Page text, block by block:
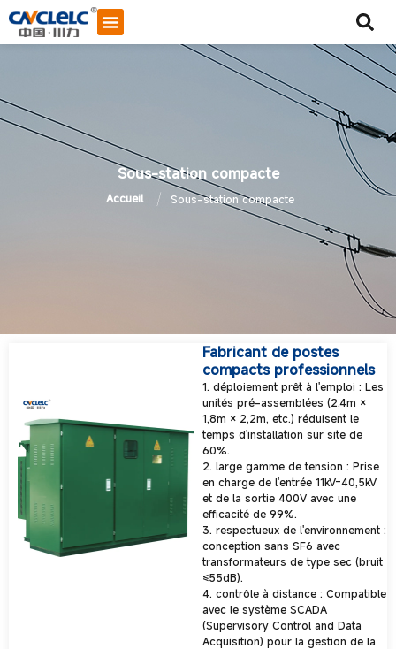
Sous-station compacte
Accueil / Sous-station compacte
Fabricant de postes
compacts professionnels
1. déploiement prêt à l'emploi : Les
unités pré-assemblées (2,4m ×
1,8m × 2,2m, etc.) réduisent le
temps d'installation sur site de
60%.
2. large gamme de tension : Prise
en charge de l'entrée 11kV-40,5kV
et de la sortie 400V avec une
efficacité de 99%.
3. respectueux de l'environnement :
conception sans SF6 avec
transformateurs de type sec (bruit
≤55dB).
4. contrôle à distance : Compatible
avec le système SCADA
(Supervisory Control and Data
Acquisition) pour la gestion de la